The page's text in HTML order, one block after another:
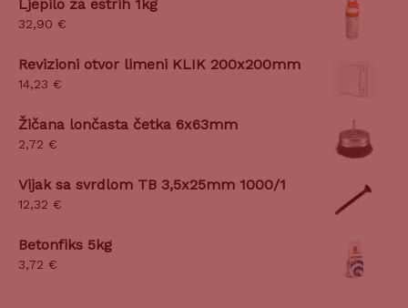
Ljepilo za estrih 1kg
32,90 €
Revizioni otvor limeni KLIK 200x200mm
14,23 €
Žičana lončasta četka 6x63mm
2,72 €
Vijak sa svrdlom TB 3,5x25mm 1000/1
12,32 €
Betonfiks 5kg
3,72 €